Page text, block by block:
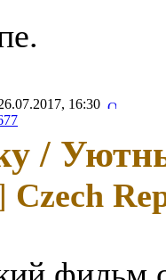
16:30
/
Czech